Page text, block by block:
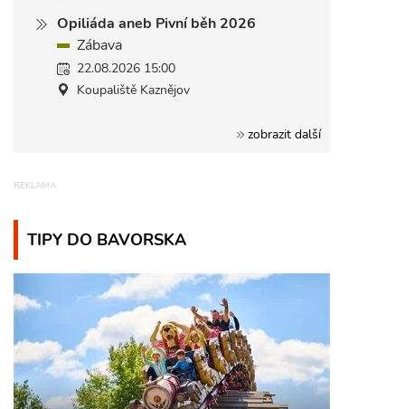
Opiliáda aneb Pivní běh 2026
Zábava
22.08.2026 15:00
Koupaliště Kaznějov
zobrazit další
TIPY DO BAVORSKA